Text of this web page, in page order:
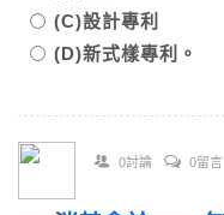
(C)設計專利
(D)新式樣專利。
0討論 0留言